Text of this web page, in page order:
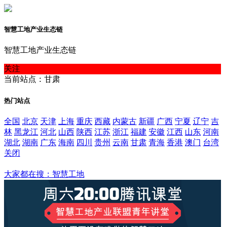
智慧工地产业生态链
智慧工地产业生态链
关注
当前站点：甘肃
热门站点
全国 北京 天津 上海 重庆 西藏 内蒙古 新疆 广西 宁夏 辽宁 吉
林 黑龙江 河北 山西 陕西 江苏 浙江 福建 安徽 江西 山东 河南
湖北 湖南 广东 海南 四川 贵州 云南 甘肃 青海 香港 澳门 台湾
关闭
大家都在搜：智慧工地